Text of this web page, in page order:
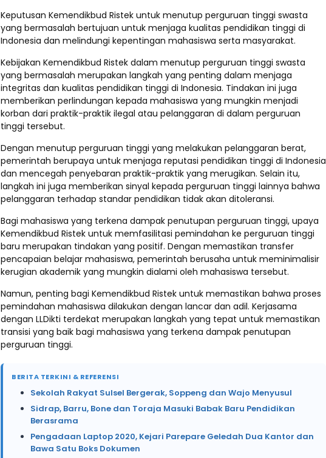
Keputusan Kemendikbud Ristek untuk menutup perguruan tinggi swasta
yang bermasalah bertujuan untuk menjaga kualitas pendidikan tinggi di
Indonesia dan melindungi kepentingan mahasiswa serta masyarakat.
Kebijakan Kemendikbud Ristek dalam menutup perguruan tinggi swasta
yang bermasalah merupakan langkah yang penting dalam menjaga
integritas dan kualitas pendidikan tinggi di Indonesia. Tindakan ini juga
memberikan perlindungan kepada mahasiswa yang mungkin menjadi
korban dari praktik-praktik ilegal atau pelanggaran di dalam perguruan
tinggi tersebut.
Dengan menutup perguruan tinggi yang melakukan pelanggaran berat,
pemerintah berupaya untuk menjaga reputasi pendidikan tinggi di Indonesia
dan mencegah penyebaran praktik-praktik yang merugikan. Selain itu,
langkah ini juga memberikan sinyal kepada perguruan tinggi lainnya bahwa
pelanggaran terhadap standar pendidikan tidak akan ditoleransi.
Bagi mahasiswa yang terkena dampak penutupan perguruan tinggi, upaya
Kemendikbud Ristek untuk memfasilitasi pemindahan ke perguruan tinggi
baru merupakan tindakan yang positif. Dengan memastikan transfer
pencapaian belajar mahasiswa, pemerintah berusaha untuk meminimalisir
kerugian akademik yang mungkin dialami oleh mahasiswa tersebut.
Namun, penting bagi Kemendikbud Ristek untuk memastikan bahwa proses
pemindahan mahasiswa dilakukan dengan lancar dan adil. Kerjasama
dengan LLDikti terdekat merupakan langkah yang tepat untuk memastikan
transisi yang baik bagi mahasiswa yang terkena dampak penutupan
perguruan tinggi.
BERITA TERKINI & REFERENSI
Sekolah Rakyat Sulsel Bergerak, Soppeng dan Wajo Menyusul
Sidrap, Barru, Bone dan Toraja Masuki Babak Baru Pendidikan
Berasrama
Pengadaan Laptop 2020, Kejari Parepare Geledah Dua Kantor dan
Bawa Satu Boks Dokumen